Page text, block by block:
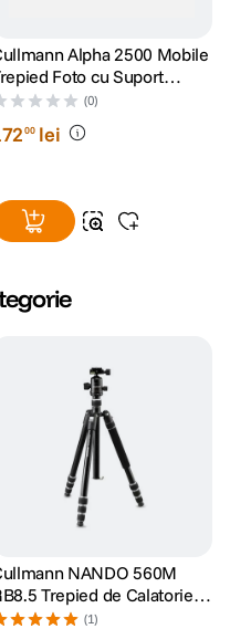
Alpha 2500 Mobile
Foto cu Suport
Smartphone Silver
(0)
00 lei
NANDO 560M
Trepied de Calatorie
Argintiu
(1)